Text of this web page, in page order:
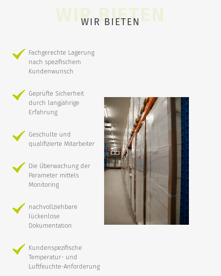
WIR BIETEN
Fachgerechte Lagerung
nach spezifischem
Kundenwunsch
Geprüfte Sicherheit
durch langjährige
Erfahrung
Geschulte und
qualifizierte Mitarbeiter
Die Überwachung der
Parameter mittels
Monitoring
nachvollziehbare
lückenlose
Dokumentation
Kundenspezifische
Temperatur- und
Luftfeuchte-Anforderung